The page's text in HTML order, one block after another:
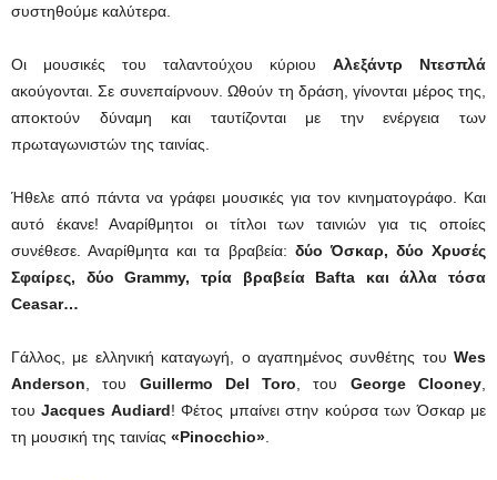
συστηθούμε καλύτερα.
Οι μουσικές του ταλαντούχου κύριου Αλεξάντρ Ντεσπλά
ακούγονται. Σε συνεπαίρνουν. Ωθούν τη δράση, γίνονται μέρος της,
αποκτούν δύναμη και ταυτίζονται με την ενέργεια των
πρωταγωνιστών της ταινίας.
Ήθελε από πάντα να γράφει μουσικές για τον κινηματογράφο. Και
αυτό έκανε! Αναρίθμητοι οι τίτλοι των ταινιών για τις οποίες
συνέθεσε. Αναρίθμητα και τα βραβεία: δύο Όσκαρ, δύο Χρυσές
Σφαίρες, δύο Grammy, τρία βραβεία Bafta και άλλα τόσα
Ceasar…
Γάλλος, με ελληνική καταγωγή, ο αγαπημένος συνθέτης του Wes
Anderson , του Guillermo Del Toro , του George Clooney
τουJacques Audiard! Φέτος μπαίνει στην κούρσα των Όσκαρ με
τη μουσική της ταινίας «Pinocchio»